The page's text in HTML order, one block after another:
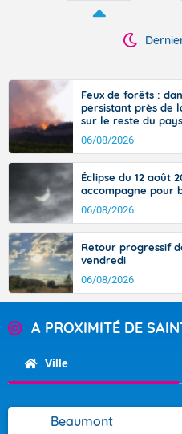
Feux de forêts :
persistant près de
sur le reste du pays
06/08/2026
Éclipse du 12 août
accompagne pour
06/08/2026
Retour progressif
vendredi
06/08/2026
A PROXIMITÉ DE
Ville
Beaumont